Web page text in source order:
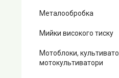
Металообробка
Мийки високого тиску
Мотоблоки,
мотокультиватори